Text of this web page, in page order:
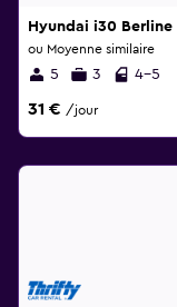
Hyundai i30 Berline
ou Moyenne similaire
5 3 4-5
31 € /jour